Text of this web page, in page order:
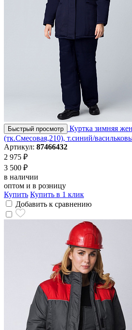
Быстрый просмотр
Куртка зимняя
(тк.Смесовая,210), т.синий/
Артикул: 87466432
2 975 ₽
3 500 ₽
в наличии
оптом и в розницу
Купить Купить в 1 клик
Добавить к сравнению